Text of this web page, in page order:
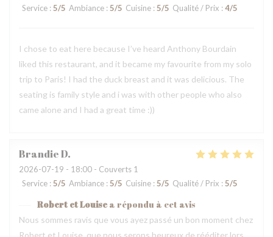
Service : 5/5 Ambiance : 5/5 Cuisine : 5/5 Qualité / Prix : 4/5
I chose to eat here because I’ve heard Anthony Bourdain
liked this restaurant, and it became my favourite from my solo
trip to Paris! I had the duck breast and it was delicious. The
seating is family style and i was with other people who also
came alone and I had a great time :))
BrandieD
2026-07-19 - 18:00 - Couverts 1
Service : 5/5 Ambiance : 5/5 Cuisine : 5/5 Qualité / Prix : 5/5
Robert et Louise a répondu à cet avis
Nous sommes ravis que vous ayez passé un bon moment chez
Robert et Louise, que nous serons heureux de rééditer lors